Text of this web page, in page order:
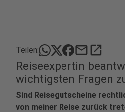
Teilen: mailopen_in_new
Reiseexpertin
wichtigsten Fragen
Sind Reisegutscheine
von meiner Reise zurück